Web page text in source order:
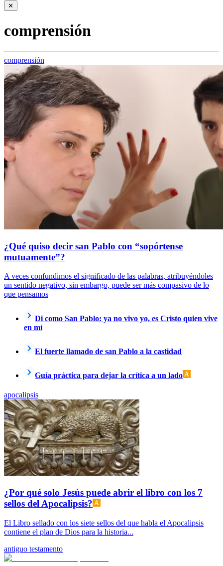
✕
comprensión
comprensión
¿Qué quiso decir san Pablo con “sopórtense
mutuamente”?
A veces confundimos el significado de las palabras, atribuyéndoles
un sentido negativo, sin embargo, puede ser más compasivo de lo
que pensamos
Di como San Pablo: ya no vivo yo, es Cristo quien vive
en mí
El fuerte llamado de san Pablo a la castidad
Guía práctica para dejar la crítica a un lado
apocalipsis
¿Por qué solo Jesús puede abrir el libro con los 7
sellos del Apocalipsis?
El Libro sellado con los siete sellos del que habla el Apocalipsis
contiene el plan de Dios para la historia...
antiguo testamento